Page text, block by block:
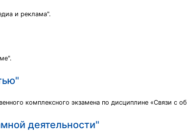
и реклама".
комплексного экзамена по дисциплине «Связи с
деятельности"